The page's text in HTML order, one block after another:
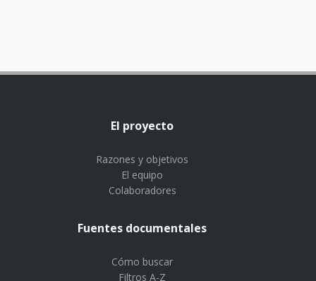
El proyecto
Razones y objetivos
El equipo
Colaboradores
Fuentes documentales
Cómo buscar
Filtros A-Z